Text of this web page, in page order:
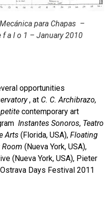
para Chapas –
f a l o 1 – January 2010
opportunities
, at C. C. Archibrazo,
contemporary art
Instantes Sonoros, Teatro
Arts (Florida, USA), Floating
(Nueva York, USA),
(Nueva York, USA), Pieter
Days Festival 2011